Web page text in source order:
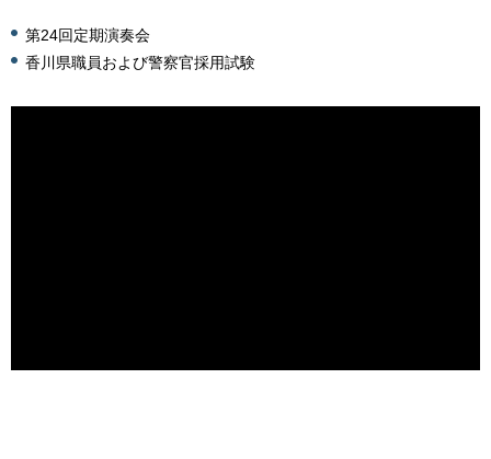
第24回定期演奏会
香川県職員および警察官採用試験